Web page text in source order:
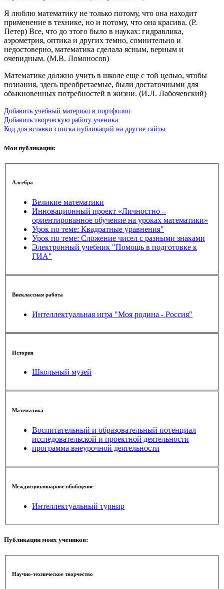
Я люблю математику не только потому, что она находит
применение в технике, но и потому, что она красива. (Р.
Петер) Все, что до этого было в науках: гидравлика,
аэрометрия, оптика и других темно, сомнительно и
недостоверно, математика сделала ясным, верным и
очевидным. (М.В. Ломоносов)
Математике должно учить в школе еще с той целью, чтобы
познания, здесь преобретаемые, были достаточными для
обыкновенных потребностей в жизни. (И.Л. Лабочевский)
Добавить учебный материал в портфолио
Добавить творческую работу ученика
Код для вставки списка публикаций на другие сайты
Мои публикации:
Алгебра
Великие математики
Инновационный проект «Личностно –
ориентированное обучение на уроках математики»
Урок по теме: Квадратные уравнения"
Урок по теме: Сложение чисел с разными знаками
Электронный учебник "Помощь в подготовке к
ГИА"
Внеклассная работа
Интеллектуальная игра "Моя родина - Россия"
История
Школьный музей
Математика
Воспитательный и образовательный потенциал
исследовательской и проектной деятельности
программа внеурочной деятельности
Междисциплинарное обобщение
Интеллектуальный турнир
Публикации моих учеников:
Научно-техническое творчество